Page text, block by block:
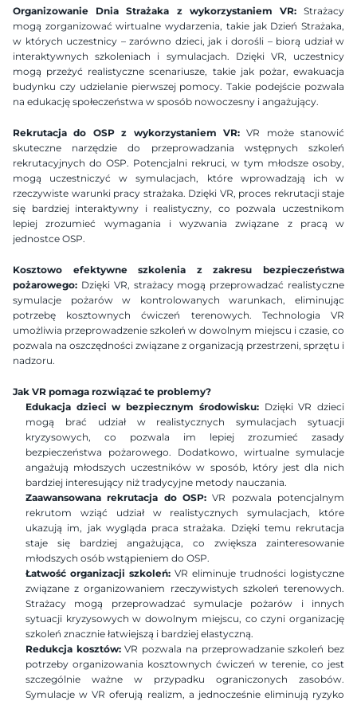
Organizowanie Dnia Strażaka z wykorzystaniem VR: Strażacy
mogą zorganizować wirtualne wydarzenia, takie jak Dzień Strażaka,
w których uczestnicy – zarówno dzieci, jak i dorośli – biorą udział w
interaktywnych szkoleniach i symulacjach. Dzięki VR, uczestnicy
mogą przeżyć realistyczne scenariusze, takie jak pożar, ewakuacja
budynku czy udzielanie pierwszej pomocy. Takie podejście pozwala
na edukację społeczeństwa w sposób nowoczesny i angażujący.
Rekrutacja do OSP z wykorzystaniem VR: VR może stanowić
skuteczne narzędzie do przeprowadzania wstępnych szkoleń
rekrutacyjnych do OSP. Potencjalni rekruci, w tym młodsze osoby,
mogą uczestniczyć w symulacjach, które wprowadzają ich w
rzeczywiste warunki pracy strażaka. Dzięki VR, proces rekrutacji staje
się bardziej interaktywny i realistyczny, co pozwala uczestnikom
lepiej zrozumieć wymagania i wyzwania związane z pracą w
jednostce OSP.
Kosztowo efektywne szkolenia z zakresu bezpieczeństwa
pożarowego: Dzięki VR, strażacy mogą przeprowadzać realistyczne
symulacje pożarów w kontrolowanych warunkach, eliminując
potrzebę kosztownych ćwiczeń terenowych. Technologia VR
umożliwia przeprowadzenie szkoleń w dowolnym miejscu i czasie, co
pozwala na oszczędności związane z organizacją przestrzeni, sprzętu i
nadzoru.
Jak VR pomaga rozwiązać te problemy?
Edukacja dzieci w bezpiecznym środowisku: Dzięki VR dzieci
mogą brać udział w realistycznych symulacjach sytuacji
kryzysowych, co pozwala im lepiej zrozumieć zasady
bezpieczeństwa pożarowego. Dodatkowo, wirtualne symulacje
angażują młodszych uczestników w sposób, który jest dla nich
bardziej interesujący niż tradycyjne metody nauczania.
Zaawansowana rekrutacja do OSP: VR pozwala potencjalnym
rekrutom wziąć udział w realistycznych symulacjach, które
ukazują im, jak wygląda praca strażaka. Dzięki temu rekrutacja
staje się bardziej angażująca, co zwiększa zainteresowanie
młodszych osób wstąpieniem do OSP.
Łatwość organizacji szkoleń: VR eliminuje trudności logistyczne
związane z organizowaniem rzeczywistych szkoleń terenowych.
Strażacy mogą przeprowadzać symulacje pożarów i innych
sytuacji kryzysowych w dowolnym miejscu, co czyni organizację
szkoleń znacznie łatwiejszą i bardziej elastyczną.
Redukcja kosztów: VR pozwala na przeprowadzanie szkoleń bez
potrzeby organizowania kosztownych ćwiczeń w terenie, co jest
szczególnie ważne w przypadku ograniczonych zasobów.
Symulacje w VR oferują realizm, a jednocześnie eliminują ryzyko